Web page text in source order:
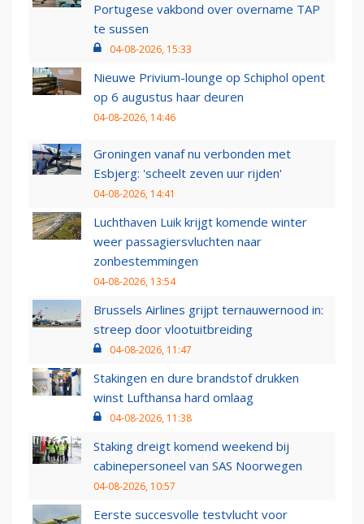
Portugese vakbond over overname TAP
te sussen
04-08-2026, 15:33
Nieuwe Privium-lounge op Schiphol opent
op 6 augustus haar deuren
04-08-2026, 14:46
Groningen vanaf nu verbonden met
Esbjerg: 'scheelt zeven uur rijden'
04-08-2026, 14:41
Luchthaven Luik krijgt komende winter
weer passagiersvluchten naar
zonbestemmingen
04-08-2026, 13:54
Brussels Airlines grijpt ternauwernood in:
streep door vlootuitbreiding
04-08-2026, 11:47
Stakingen en dure brandstof drukken
winst Lufthansa hard omlaag
04-08-2026, 11:38
Staking dreigt komend weekend bij
cabinepersoneel van SAS Noorwegen
04-08-2026, 10:57
Eerste succesvolle testvlucht voor